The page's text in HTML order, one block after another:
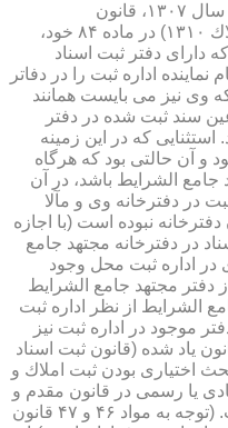
به تبعیت از قانون دفاتر اسناد رسمی سال ۱۳۰۷، قانون
جدیدالتصویب (قانون ثبت اسناد و املاك ۱۳۱۰) در ماده ۸۴ خود،
دارای دفتر ثبت اسناد
اداره ثبت را در دفاتر
وی نیز می بایست همانند
سند ثبت شده در دفتر
كه در این زمینه
مرقوم بود و آن حالتی بود كه هرگاه
الشرایط باشد، در آن
در دفترخانه وی و مآلا
نبوده است (با اجازه
در دفترخانه مجتهد جامع
در اداره ثبت محل وجود
مجتهد جامع الشرایط
الشرایط از نظر اداره ثبت
موجود در اداره ثبت نیز
یاد شده (قانون ثبت اسناد
داشت، بحث اختیاری بودن ثبت املاك و
یا رسمی در قانون مقدم و
اجباری شدن آن در قانون موخر است. (توجه به مواد ۴۶ و ۴۷ قانون